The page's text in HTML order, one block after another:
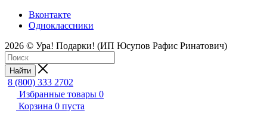
Вконтакте
Одноклассники
2026 © Ура! Подарки! (ИП Юсупов Рафис Ринатович)
Найти
8 (800) 333 2702
Избранные товары 0
Корзина 0 пуста